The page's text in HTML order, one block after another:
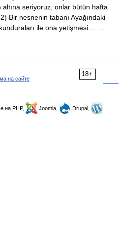
altına seriyoruz, onlar bütün hafta
Bir nesnenin tabanı Ayağındaki
kunduraları ile ona yetişmesi… …
18+
на сайте
на PHP, Joomla,
Drupal,